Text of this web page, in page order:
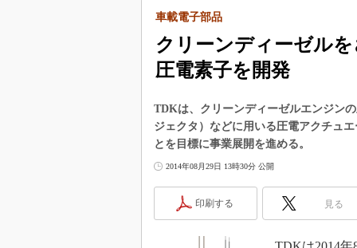
クリーンディーゼル
圧電素子を開発
車載電子部品
TDKは、クリーンディーゼルエンジン
ジェクタ）などに用いる圧電アクチュ
とを目標に事業展開を進める。
2014年08月29日 13時30分 公開
印刷する 見る